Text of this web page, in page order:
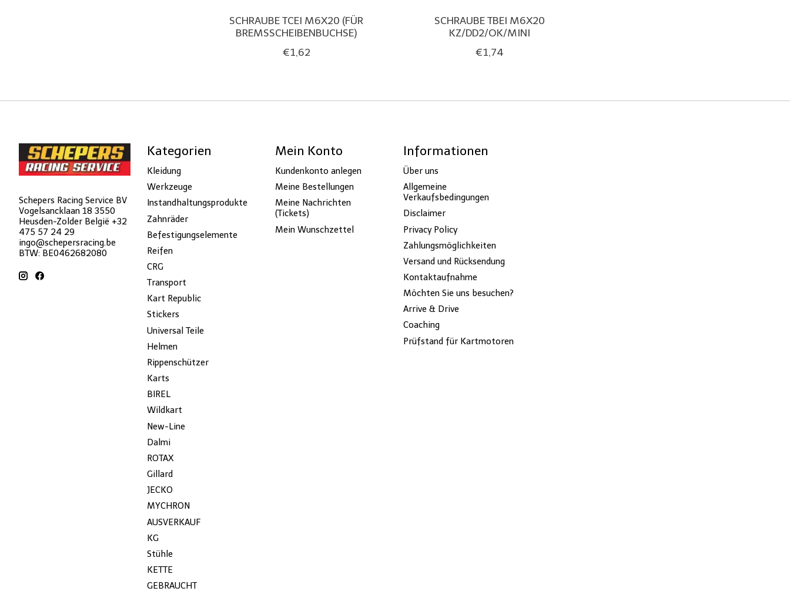
SCHRAUBE TCEI M6X20 (FÜR
BREMSSCHEIBENBUCHSE)
€1,62
SCHRAUBE TBEI M6X20
KZ/DD2/OK/MINI
€1,74
Schepers Racing Service BV
Vogelsancklaan 18 3550
Heusden-Zolder België +32
475 57 24 29
ingo@schepersracing.be
BTW: BE0462682080
Kategorien
Kleidung
Werkzeuge
Instandhaltungsprodukte
Zahnräder
Befestigungselemente
Reifen
CRG
Transport
Kart Republic
Stickers
Universal Teile
Helmen
Rippenschützer
Karts
BIREL
Wildkart
New-Line
Dalmi
ROTAX
Gillard
JECKO
MYCHRON
AUSVERKAUF
KG
Stühle
KETTE
GEBRAUCHT
Mein Konto
Kundenkonto anlegen
Meine Bestellungen
Meine Nachrichten
(Tickets)
Mein Wunschzettel
Informationen
Über uns
Allgemeine
Verkaufsbedingungen
Disclaimer
Privacy Policy
Zahlungsmöglichkeiten
Versand und Rücksendung
Kontaktaufnahme
Möchten Sie uns besuchen?
Arrive & Drive
Coaching
Prüfstand für Kartmotoren